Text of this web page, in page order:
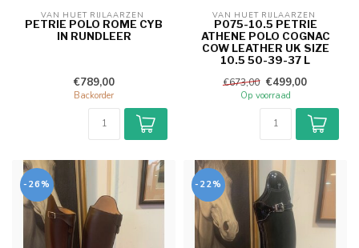
VAN HUET RIJLAARZEN
PETRIE POLO ROME CYB
IN RUNDLEER
€789,00
Backorder
VAN HUET RIJLAARZEN
P075-10.5 PETRIE
ATHENE POLO COGNAC
COW LEATHER UK SIZE
10.5 50-39-37 L
€673,00 €499,00
Op voorraad
-26% -22%